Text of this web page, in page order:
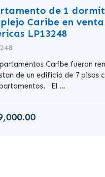
de 1
Caribe en
LP13248
Caribe fueron
de un edificio de 7 pisos
El ...